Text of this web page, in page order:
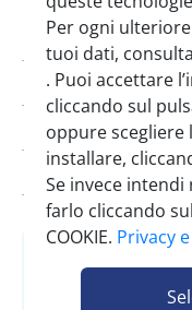
Per ogni
tuoi dati,
. Puoi accettare
cliccando sul
oppure scegliere
installare,
Se invece
farlo cliccando
COOKIE. Privacy
Codice:
Brand:
Pezzi per cartone:
Scadenza minima:
Accedio
per vedere il